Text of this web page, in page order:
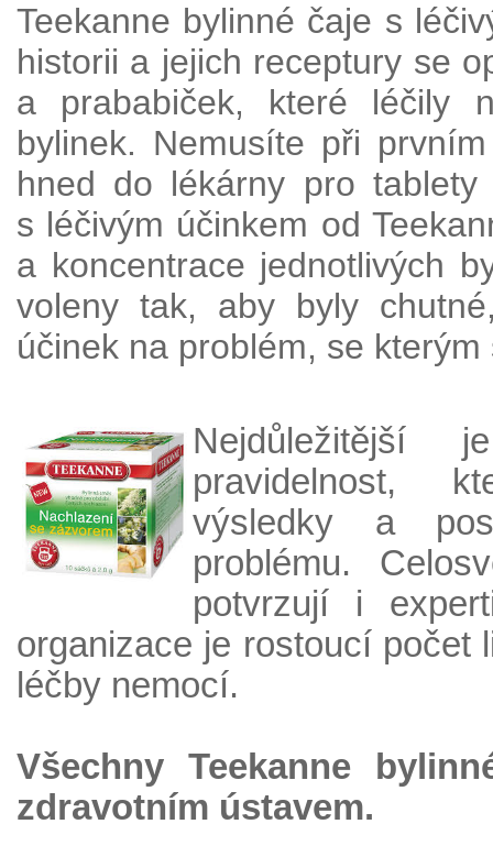
Teekanne bylinné čaje s
historii a jejich receptury se
a prababiček, které léčily
bylinek. Nemusíte při
hned do lékárny pro
s léčivým účinkem od
a koncentrace jednotlivých
voleny tak, aby byly
účinek na problém, se
pravidelnost,
výsledky a
problému.
potvrzují i
organizace je rostoucí počet
léčby nemocí.
Všechny Teekanne
zdravotním ústavem.